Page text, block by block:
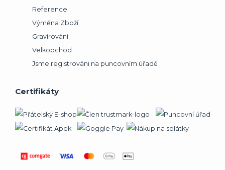
Reference
Výměna Zboží
Gravírování
Velkobchod
Jsme registrováni na puncovním úřadě
Certifikáty